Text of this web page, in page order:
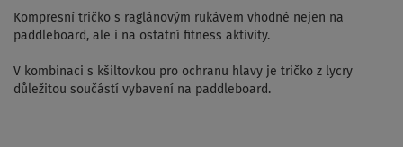
Kompresní tričko s raglánovým rukávem vhodné nejen na
paddleboard, ale i na ostatní fitness aktivity.
V kombinaci s kšiltovkou pro ochranu hlavy je tričko z lycry
důležitou součástí vybavení na paddleboard.